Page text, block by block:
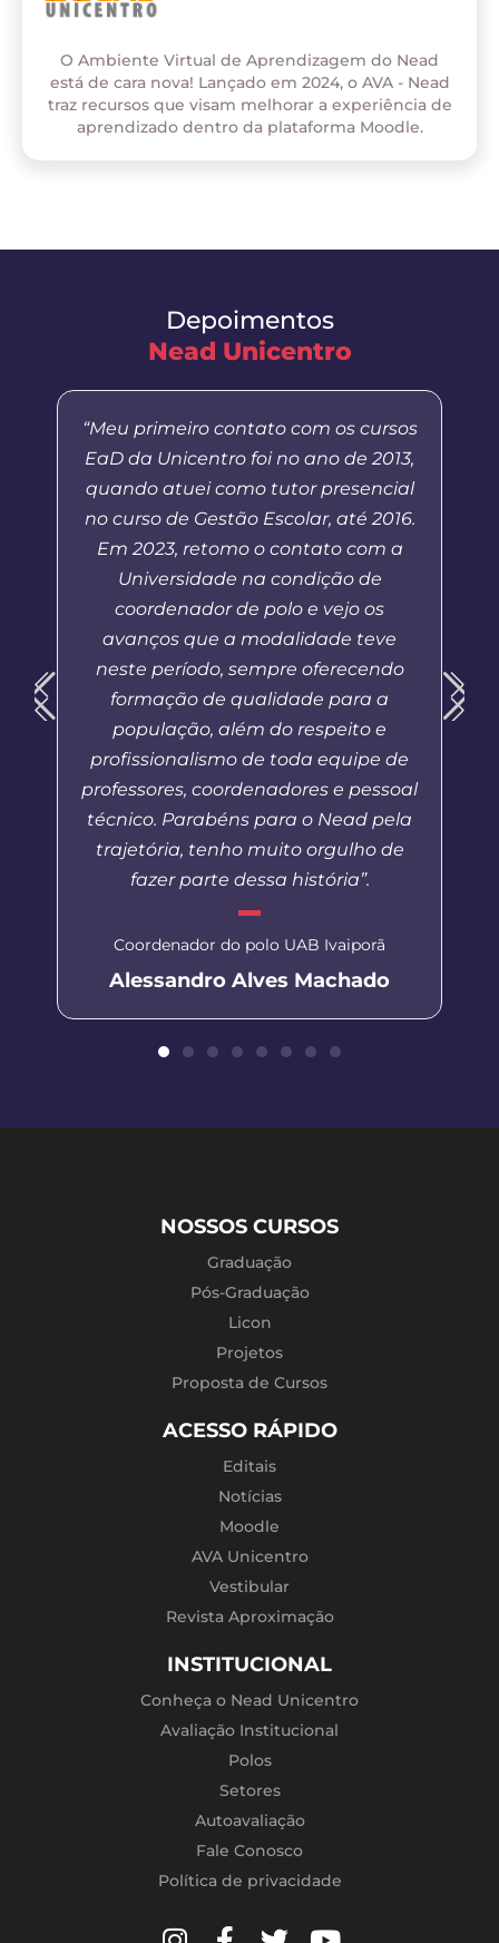
O Ambiente Virtual de Aprendizagem do Nead
está de cara nova! Lançado em 2024, o AVA - Nead
traz recursos que visam melhorar a experiência de
aprendizado dentro da plataforma Moodle.
Depoimentos
Nead Unicentro
“Meu primeiro contato com os cursos
EaD da Unicentro foi no ano de 2013,
quando atuei como tutor presencial
no curso de Gestão Escolar, até 2016.
Em 2023, retomo o contato com a
Universidade na condição de
coordenador de polo e vejo os
avanços que a modalidade teve
neste período, sempre oferecendo
formação de qualidade para a
população, além do respeito e
profissionalismo de toda equipe de
professores, coordenadores e pessoal
técnico. Parabéns para o Nead pela
trajetória, tenho muito orgulho de
fazer parte dessa história”.
Coordenador do polo UAB Ivaiporã
Alessandro Alves Machado
NOSSOS CURSOS
Graduação
Pós-Graduação
Licon
Projetos
Proposta de Cursos
ACESSO RÁPIDO
Editais
Notícias
Moodle
AVA Unicentro
Vestibular
Revista Aproximação
INSTITUCIONAL
Conheça o Nead Unicentro
Avaliação Institucional
Polos
Setores
Autoavaliação
Fale Conosco
Política de privacidade